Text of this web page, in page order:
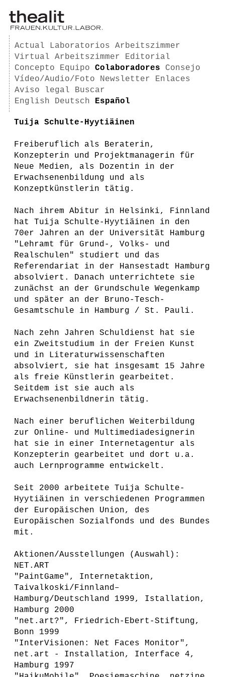
Actual Laboratorios
Arbeitszimmer
Virtual Arbeitszimmer
Editorial
Concepto
Equipo Colaboradores
Consejo
Vídeo/Audio/Foto
Newsletter
Enlaces
Aviso legal
Buscar
English
Deutsch Español
Tuija Schulte-Hyytiäinen
Freiberuflich als Beraterin,
Konzepterin und Projektmanagerin für
Neue Medien, als Dozentin in der
Erwachsenenbildung und als
Konzeptkünstlerin tätig.
Nach ihrem Abitur in Helsinki, Finnland
hat Tuija Schulte-Hyytiäinen in den
70er Jahren an der Universität Hamburg
"Lehramt für Grund-, Volks- und
Realschulen" studiert und das
Referendariat in der Hansestadt Hamburg
absolviert. Danach unterrichtete sie
zunächst an der Grundschule Wegenkamp
und später an der Bruno-Tesch-
Gesamtschule in Hamburg / St. Pauli.
Nach zehn Jahren Schuldienst hat sie
ein Zweitstudium in der Freien Kunst
und in Literaturwissenschaften
absolviert, sie hat insgesamt 15 Jahre
als freie Künstlerin gearbeitet.
Seitdem ist sie auch als
Erwachsenenbildnerin tätig.
Nach einer beruflichen Weiterbildung
zur Online- und Multimediadesignerin
hat sie in einer Internetagentur als
Konzepterin gearbeitet und dort u.a.
auch Lernprogramme entwickelt.
Seit 2000 arbeitete Tuija Schulte-
Hyytiäinen in verschiedenen Programmen
der Europäischen Union, des
Europäischen Sozialfonds und des Bundes
mit.
Aktionen/Ausstellungen (Auswahl):
NET.ART
"PaintGame", Internetaktion,
Taivalkoski/Finnland–
Hamburg/Deutschland 1999, Istallation,
Hamburg 2000
"net.art?", Friedrich-Ebert-Stiftung,
Bonn 1999
"InterVisionen: Net Faces Monitor",
net.art - Installation, Interface 4,
Hamburg 1997